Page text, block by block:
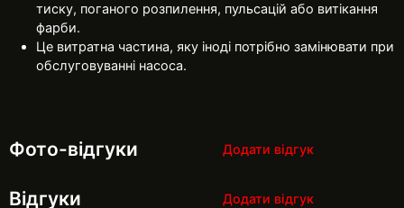
тиску, поганого розпилення, пульсацій або витікання
фарби.
Це витратна частина, яку іноді потрібно замінювати при
обслуговуванні насоса.
Фото-відгуки Додати відгук
Відгуки Додати відгук